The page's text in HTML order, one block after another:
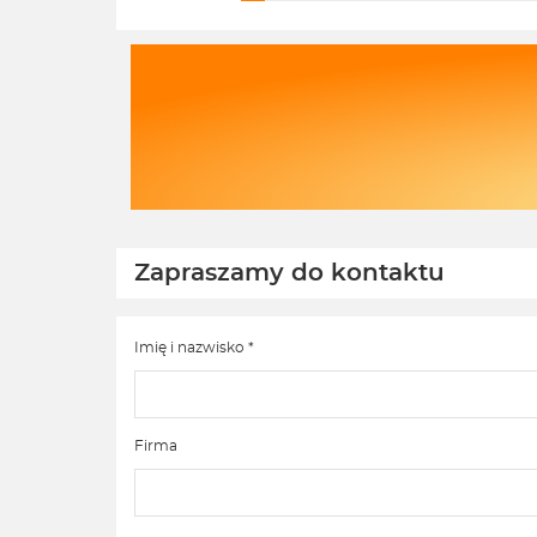
Zapraszamy do kontaktu
Imię i nazwisko *
Firma